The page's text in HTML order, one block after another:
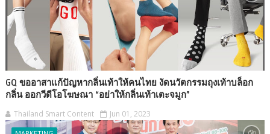
GQ ขออาสาแก้ปัญหากลิ่นเท้าให้คนไทย งัดนวัตกรรมถุงเท้าบล็อก
กลิ่น ออกวีดีโอโฆษณา “อย่าให้กลิ่นเท้าเตะจมูก”
Thailand Smart Content Jun 01, 2023